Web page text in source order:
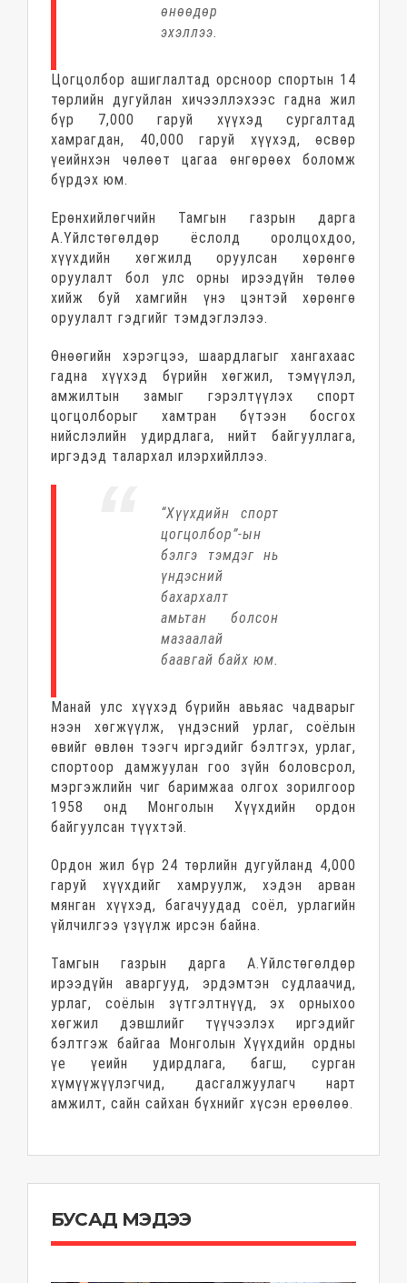
өнөөдөр
эхэллээ.
Цогцолбор ашиглалтад орсноор спортын 14
төрлийн дугуйлан хичээллэхээс гадна жил
бүр 7,000 гаруй хүүхэд сургалтад
хамрагдан, 40,000 гаруй хүүхэд, өсвөр
үеийнхэн чөлөөт цагаа өнгөрөөх боломж
бүрдэх юм.
Ерөнхийлөгчийн Тамгын газрын дарга
А.Үйлстөгөлдөр ёслолд оролцохдоо,
хүүхдийн хөгжилд оруулсан хөрөнгө
оруулалт бол улс орны ирээдүйн төлөө
хийж буй хамгийн үнэ цэнтэй хөрөнгө
оруулалт гэдгийг тэмдэглэлээ.
Өнөөгийн хэрэгцээ, шаардлагыг хангахаас
гадна хүүхэд бүрийн хөгжил, тэмүүлэл,
амжилтын замыг гэрэлтүүлэх спорт
цогцолборыг хамтран бүтээн босгох
нийслэлийн удирдлага, нийт байгууллага,
иргэдэд талархал илэрхийллээ.
“Хүүхдийн спорт
цогцолбор”-ын
бэлгэ тэмдэг нь
үндэсний
бахархалт
амьтан болсон
мазаалай
баавгай байх юм.
Манай улс хүүхэд бүрийн авьяас чадварыг
нээн хөгжүүлж, үндэсний урлаг, соёлын
өвийг өвлөн тээгч иргэдийг бэлтгэх, урлаг,
спортоор дамжуулан гоо зүйн боловсрол,
мэргэжлийн чиг баримжаа олгох зорилгоор
1958 онд Монголын Хүүхдийн ордон
байгуулсан түүхтэй.
Ордон жил бүр 24 төрлийн дугуйланд 4,000
гаруй хүүхдийг хамруулж, хэдэн арван
мянган хүүхэд, багачуудад соёл, урлагийн
үйлчилгээ үзүүлж ирсэн байна.
Тамгын газрын дарга А.Үйлстөгөлдөр
ирээдүйн аваргууд, эрдэмтэн судлаачид,
урлаг, соёлын зүтгэлтнүүд, эх орныхоо
хөгжил дэвшлийг түүчээлэх иргэдийг
бэлтгэж байгаа Монголын Хүүхдийн ордны
үе үеийн удирдлага, багш, сурган
хүмүүжүүлэгчид, дасгалжуулагч нарт
амжилт, сайн сайхан бүхнийг хүсэн ерөөлөө.
БУСАД МЭДЭЭ